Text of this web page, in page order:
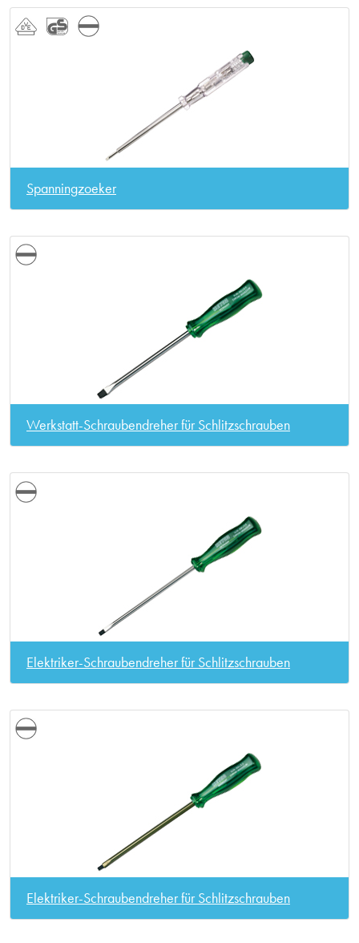
Spanningzoeker
Werkstatt-Schraubendreher für Schlitzschrauben
Elektriker-Schraubendreher für Schlitzschrauben
Elektriker-Schraubendreher für Schlitzschrauben